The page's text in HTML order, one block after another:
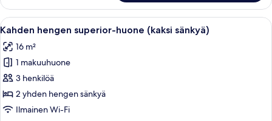
superior-
huone
Avaa
kaikki
huonetyypin
Kahden
hengen
superior-
huone
Siististi pedattu sänky valkoisilla
9
Kahden hengen superior-huone (kaksi sänkyä)
16 m²
1 makuuhuone
3 henkilöä
2 yhden hengen sänkyä
Ilmainen Wi-Fi